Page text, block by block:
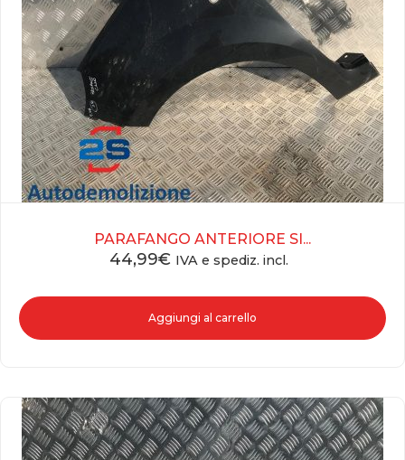
PARAFANGO ANTERIORE SI...
44,99€ IVA e spediz. incl.
Aggiungi al carrello